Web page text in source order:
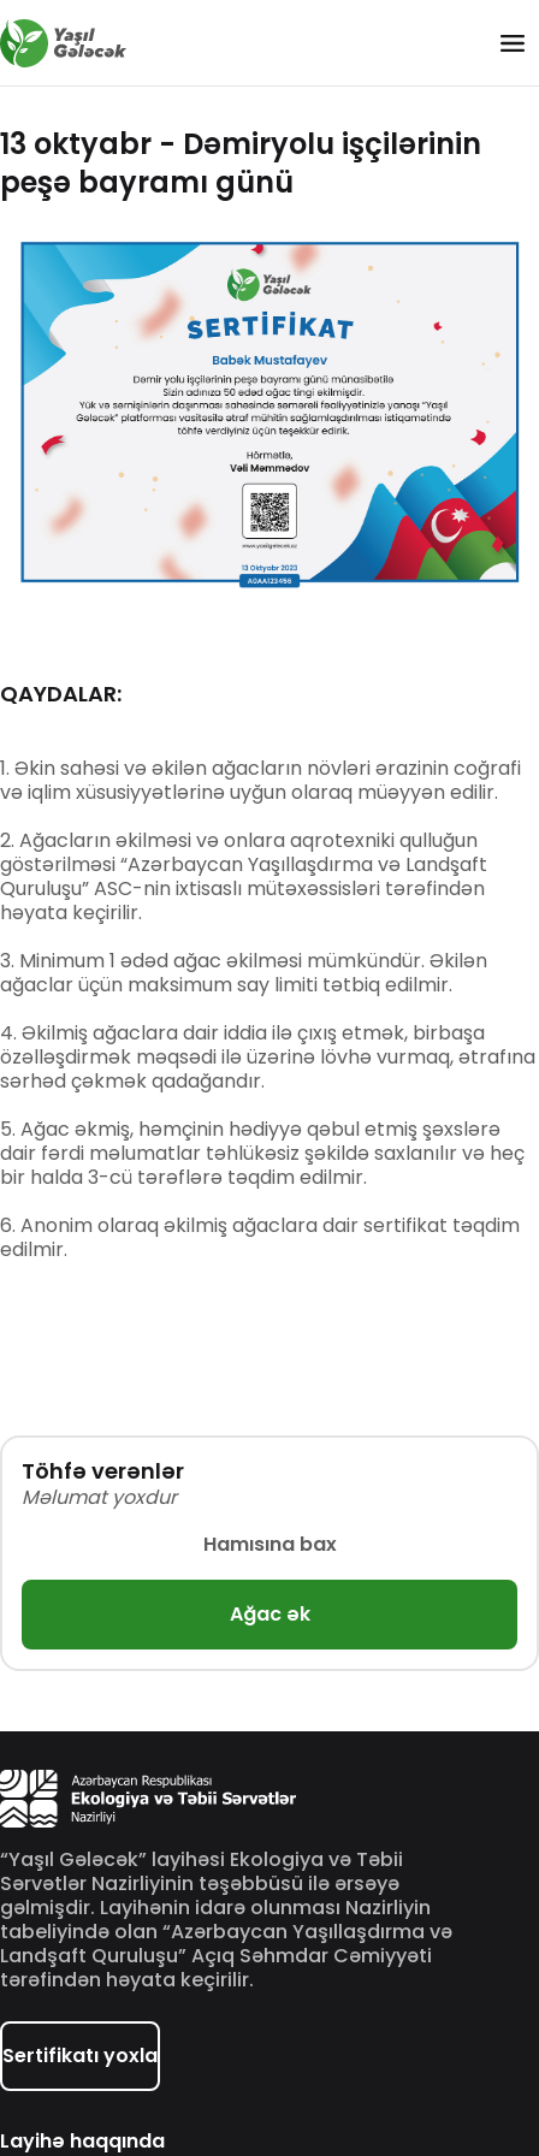
13 oktyabr - Dəmiryolu işçilərinin
peşə bayramı günü
QAYDALAR:
Əkin sahəsi və əkilən ağacların növləri ərazinin coğrafi
və iqlim xüsusiyyətlərinə uyğun olaraq müəyyən edilir.
Ağacların əkilməsi və onlara aqrotexniki qulluğun
göstərilməsi “Azərbaycan Yaşıllaşdırma və Landşaft
Quruluşu” ASC-nin ixtisaslı mütəxəssisləri tərəfindən
həyata keçirilir.
Minimum 1 ədəd ağac əkilməsi mümkündür. Əkilən
ağaclar üçün maksimum say limiti tətbiq edilmir.
Əkilmiş ağaclara dair iddia ilə çıxış etmək, birbaşa
özəlləşdirmək məqsədi ilə üzərinə lövhə vurmaq, ətrafına
sərhəd çəkmək qadağandır.
Ağac əkmiş, həmçinin hədiyyə qəbul etmiş şəxslərə
dair fərdi məlumatlar təhlükəsiz şəkildə saxlanılır və heç
bir halda 3-cü tərəflərə təqdim edilmir.
Anonim olaraq əkilmiş ağaclara dair sertifikat təqdim
edilmir.
Töhfə verənlər
Məlumat yoxdur
Hamısına bax
Ağac ək
“Yaşıl Gələcək” layihəsi Ekologiya və Təbii
Sərvətlər Nazirliyinin təşəbbüsü ilə ərsəyə
gəlmişdir. Layihənin idarə olunması Nazirliyin
tabeliyində olan “Azərbaycan Yaşıllaşdırma və
Landşaft Quruluşu” Açıq Səhmdar Cəmiyyəti
tərəfindən həyata keçirilir.
Sertifikatı yoxla
Layihə haqqında